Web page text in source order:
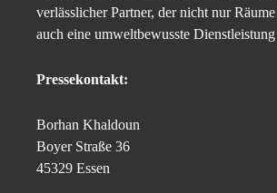
verlässlicher Partner, der nicht nur
auch eine umweltbewusste Dienstleistung
Pressekontakt:
Borhan Khaldoun
Boyer Straße 36
45329 Essen